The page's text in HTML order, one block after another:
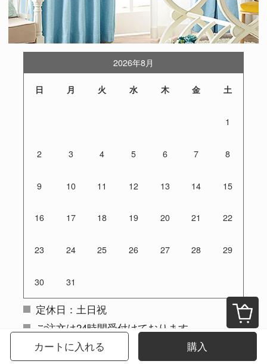
カートに入れる 購入
2026年8月
日 月 火 水 木 金 土
1
2 3 4 5 6 7 8
9 10 11 12 13 14 15
16 17 18 19 20 21 22
23 24 25 26 27 28 29
30 31
定休日：土日祝
ご注文は24時間受付けております